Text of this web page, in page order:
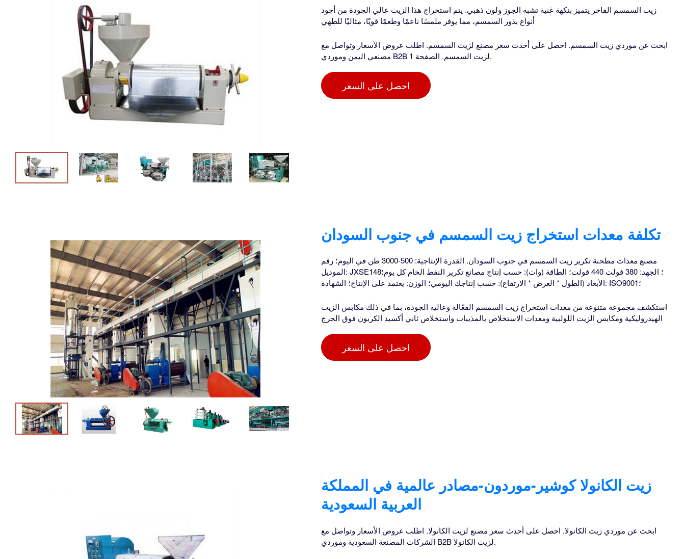
زيت السمسم الفاخر يتميز بنكهة غنية تشبه الجوز ولون ذهبي. يتم استخراج هذا الزيت عالي الجودة من أجود
أنواع بذور السمسم، مما يوفر ملمسًا ناعمًا وطعمًا قويًا، مثاليًا للطهي
ابحث عن موردي زيت السمسم. احصل على أحدث سعر مصنع لزيت السمسم. اطلب عروض الأسعار وتواصل مع
مصنعي اليمن وموردي B2B لزيت السمسم. الصفحة 1.
احصل على السعر
تكلفة معدات استخراج زيت السمسم في جنوب السودان
مصنع معدات مطحنة تكرير زيت السمسم في جنوب السودان. القدرة الإنتاجية: 500-3000 طن في اليوم؛ رقم
الموديل: JXSE148؛ الجهد: 380 فولت 440 فولت؛ الطاقة (وات): حسب إنتاج مصانع تكرير النفط الخام كل يوم؛
الأبعاد (الطول * العرض * الارتفاع): حسب إنتاجك اليومي؛ الوزن: يعتمد على الإنتاج؛ الشهادة: ISO9001؛
استكشف مجموعة متنوعة من معدات استخراج زيت السمسم الفعّالة وعالية الجودة، بما في ذلك مكابس الزيت
الهيدروليكية ومكابس الزيت اللولبية ومعدات الاستخلاص بالمذيبات واستخلاص ثاني أكسيد الكربون فوق الحرج
احصل على السعر
زيت الكانولا كوشير-موردون-مصادر عالمية في المملكة
العربية السعودية
ابحث عن موردي زيت الكانولا. احصل على أحدث سعر مصنع لزيت الكانولا. اطلب عروض الأسعار وتواصل مع
الشركات المصنعة السعودية وموردي B2B لزيت الكانولا.